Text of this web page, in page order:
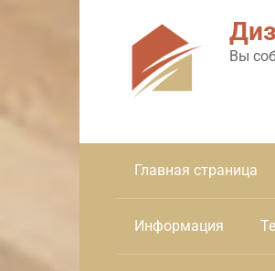
Вы
Главная страница
Информация